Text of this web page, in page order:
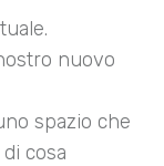
nuovo
spazio che
cosa